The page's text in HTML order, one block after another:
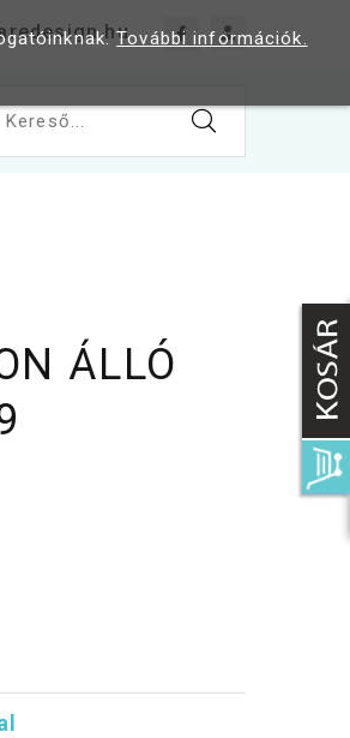
Kereső...
ÁLLÓ
További információk.